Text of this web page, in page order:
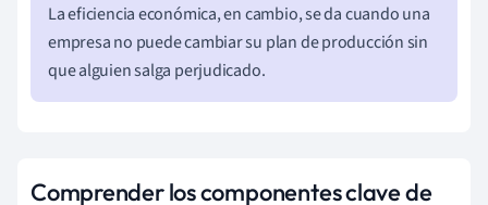
La eficiencia económica, en cambio, se da cuando una
empresa no puede cambiar su plan de producción sin
que alguien salga perjudicado.
Comprender los componentes clave de